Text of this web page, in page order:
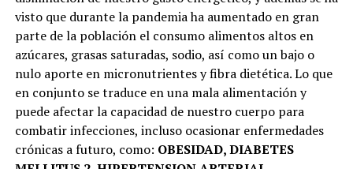
visto que durante la pandemia ha aumentado en gran
parte de la población el consumo alimentos altos en
azúcares, grasas saturadas, sodio, así como un bajo o
nulo aporte en micronutrientes y fibra dietética. Lo que
en conjunto se traduce en una mala alimentación y
puede afectar la capacidad de nuestro cuerpo para
combatir infecciones, incluso ocasionar enfermedades
crónicas a futuro, como: OBESIDAD, DIABETES